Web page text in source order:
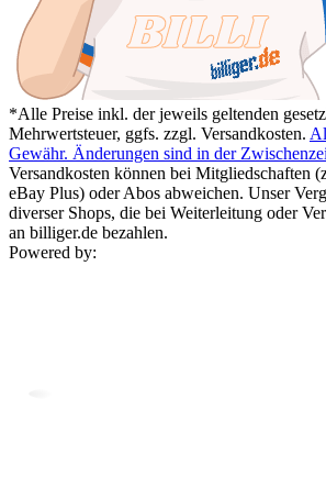
*Alle Preise inkl. der jeweils geltenden
Mehrwertsteuer, ggfs. zzgl. Versandkosten.
Gewähr. Änderungen sind in der
Versandkosten können bei Mitgliedschaften
eBay Plus) oder Abos abweichen. Unser
diverser Shops, die bei Weiterleitung oder
an billiger.de bezahlen.
Powered by: